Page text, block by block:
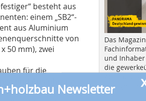
besteht aus
einem „SB2“-
aus Aluminium
von
50 mm), zwei
für die
und Ausführung
nach Bedarf Newsletter
Das
und
die
Ausbau
Hier geht es
aktuellen